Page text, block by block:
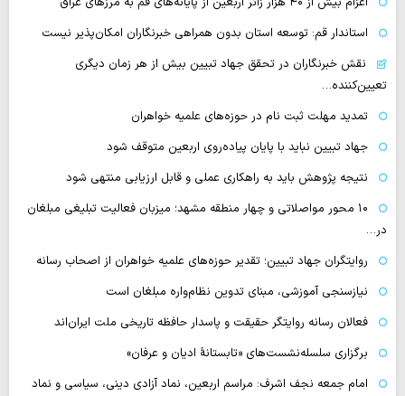
استاندار قم: توسعه استان بدون همراهی خبرنگاران امکان‌پذیر نیست
نقش خبرنگاران در تحقق جهاد تبیین بیش از هر زمان دیگری
تعیین‌کننده…
تمدید مهلت ثبت نام در حوزه‌های علمیه خواهران
جهاد تبیین نباید با پایان پیاده‌روی اربعین متوقف شود
نتیجه پژوهش باید به راهکاری عملی و قابل ارزیابی منتهی شود
۱۰ محور مواصلاتی و چهار منطقه مشهد؛ میزبان فعالیت تبلیغی مبلغان
در…
روایتگران جهاد تبیین؛ تقدیر حوزه‌های علمیه خواهران از اصحاب رسانه
نیازسنجی آموزشی، مبنای تدوین نظام‌واره مبلغان است
فعالان رسانه‌ روایتگر حقیقت و پاسدار حافظه تاریخی ملت ایران‌اند
برگزاری سلسله‌نشست‌های «تابستانهٔ ادیان و عرفان»
امام جمعه نجف اشرف: مراسم اربعین، نماد آزادی دینی، سیاسی و نماد